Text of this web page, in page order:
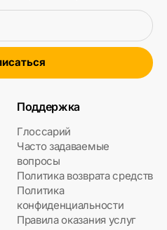
Поддержка
Глоссарий
Часто задаваемые
вопросы
Политика возврата средств
Политика
конфиденциальности
Правила оказания услуг